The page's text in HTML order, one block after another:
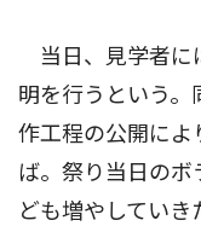
当日、見学者に
明を行うという
作工程の公開によ
ば。祭り当日のボ
ども増やしてい